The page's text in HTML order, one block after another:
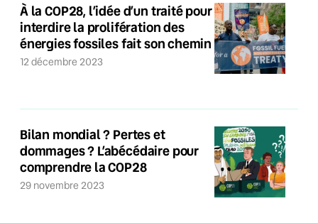
À la COP28, l’idée d’un traité pour
interdire la prolifération des
énergies fossiles fait son chemin
12 décembre 2023
Bilan mondial ? Pertes et
dommages ? L’abécédaire pour
comprendre la COP28
29 novembre 2023